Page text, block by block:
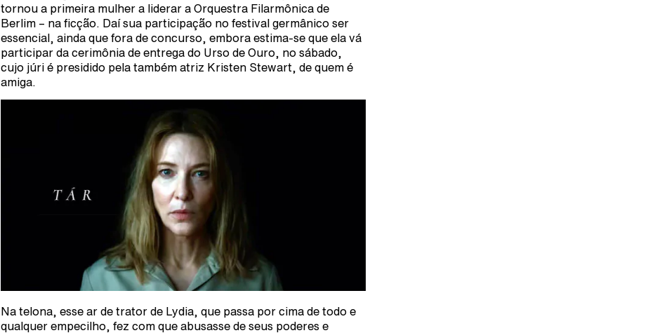
tornou a primeira mulher a liderar a Orquestra Filarmônica de
Berlim – na ficção. Daí sua participação no festival germânico ser
essencial, ainda que fora de concurso, embora estima-se que ela vá
participar da cerimônia de entrega do Urso de Ouro, no sábado,
cujo júri é presidido pela também atriz Kristen Stewart, de quem é
amiga.
Na telona, esse ar de trator de Lydia, que passa por cima de todo e
qualquer empecilho, fez com que abusasse de seus poderes e